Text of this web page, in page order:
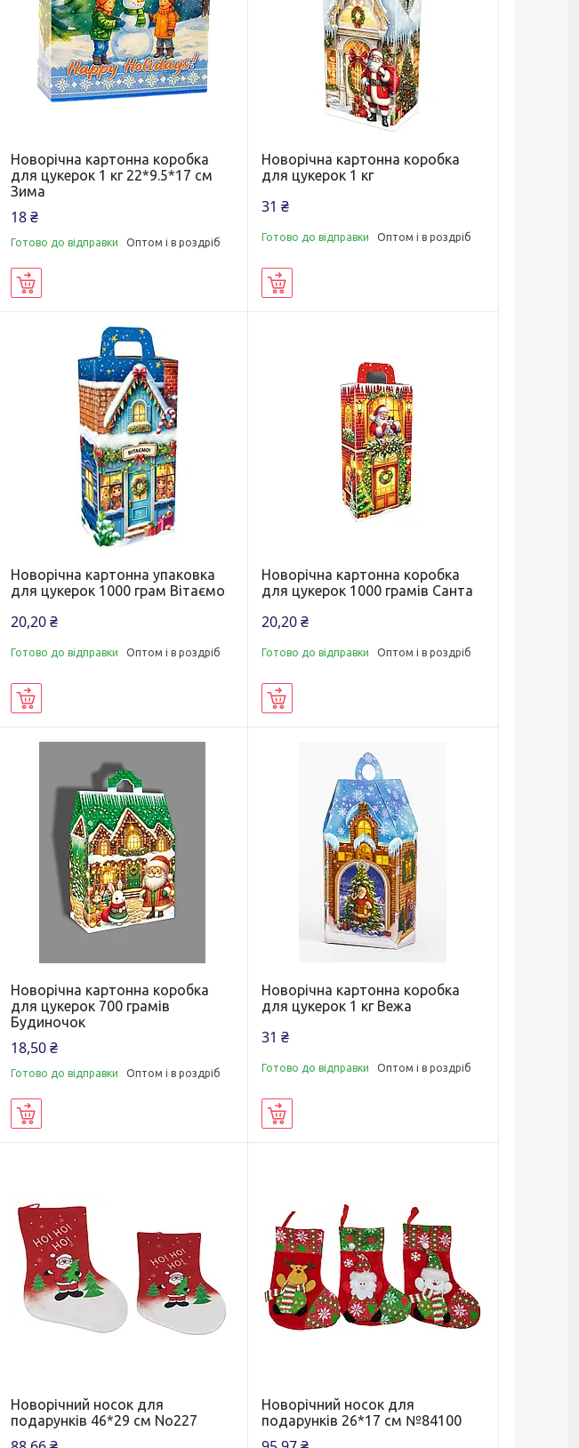
Новорічна картонна коробка
для цукерок 1 кг 22*9.5*17 см
Зима
18 ₴
Готово до відправки Оптом і в роздріб
Новорічна картонна коробка
для цукерок 1 кг
31 ₴
Готово до відправки Оптом і в роздріб
ВЛАСНЕ ВИРОБНИЦТВО
Новорічна картонна упаковка
для цукерок 1000 грам Вітаємо
20,20 ₴
Готово до відправки Оптом і в роздріб
Новорічна картонна коробка
для цукерок 1000 грамів Санта
20,20 ₴
Готово до відправки Оптом і в роздріб
ВЛАСНЕ ВИРОБНИЦТВО
Новорічна картонна коробка
для цукерок 700 грамів
Будиночок
18,50 ₴
Готово до відправки Оптом і в роздріб
Новорічна картонна коробка
для цукерок 1 кг Вежа
31 ₴
Готово до відправки Оптом і в роздріб
Новорічний носок для
подарунків 46*29 см No227
Новорічний носок для
подарунків 26*17 см №84100